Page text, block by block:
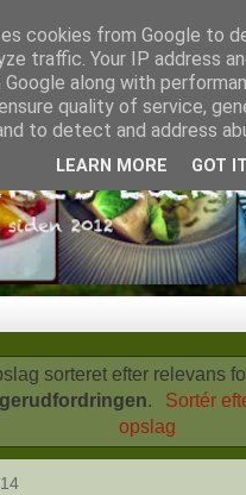
sorteret efter relevans
. Sortér
opslag
cookies from Google to
traffic. Your IP address
Google along with
quality of service,
to detect and address
LEARN MORE GOT IT